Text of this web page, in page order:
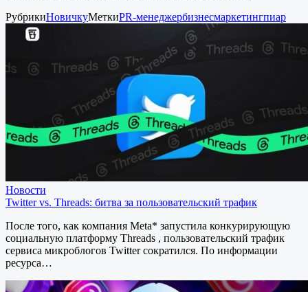
РубрикиНовичкуМеткиPR-менеджербизнесмаркетингпиар
Новости
Twitter vs. Threads: битва за пользовательский трафик
После того, как компания Meta* запустила конкурирующую
социальную платформу Threads , пользовательский трафик
сервиса микроблогов Twitter сократился. По информации
ресурса…